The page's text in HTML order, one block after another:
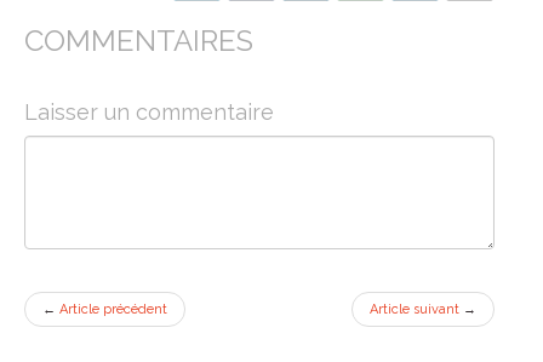
COMMENTAIRES
Laisser un commentaire
← Article précédent Article suivant →